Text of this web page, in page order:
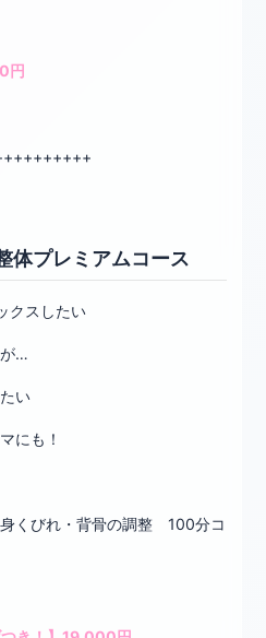
円
体プレミアムコース
クスしたい
が…
い
にも！
くびれ・背骨の調整 100分コ